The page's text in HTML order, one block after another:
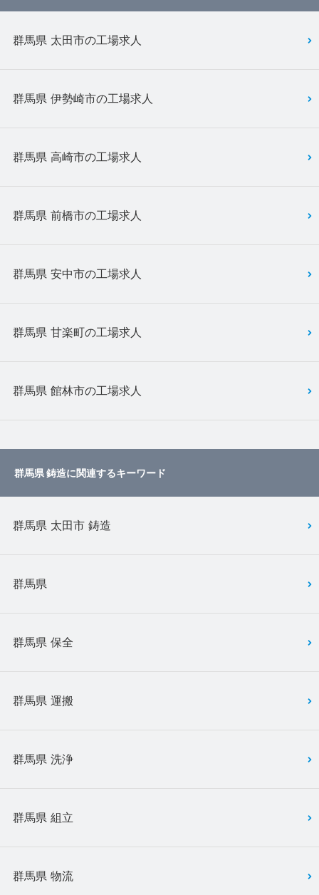
群馬県 太田市の工場求人
群馬県 伊勢崎市の工場求人
群馬県 高崎市の工場求人
群馬県 前橋市の工場求人
群馬県 安中市の工場求人
群馬県 甘楽町の工場求人
群馬県 館林市の工場求人
群馬県 鋳造に関連するキーワード
群馬県 太田市 鋳造
群馬県
群馬県 保全
群馬県 運搬
群馬県 洗浄
群馬県 組立
群馬県 物流